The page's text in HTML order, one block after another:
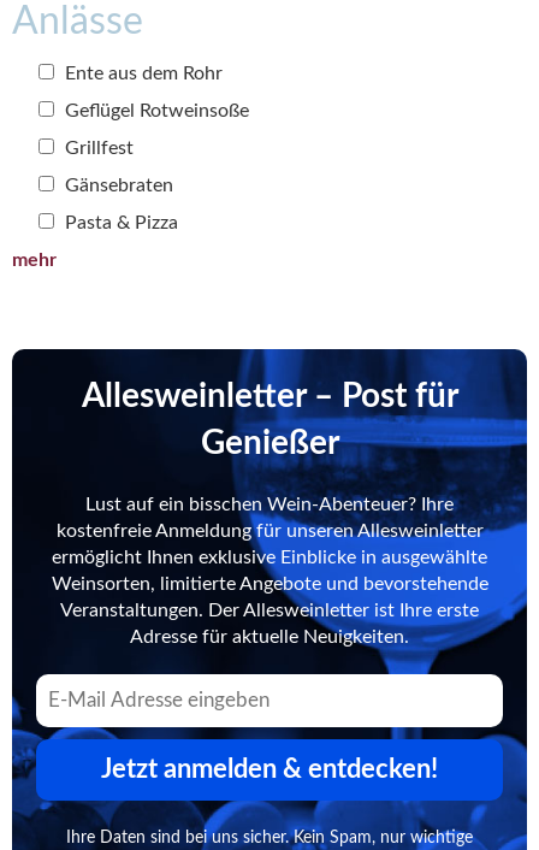
Anlässe
Ente aus dem Rohr
Geflügel Rotweinsoße
Grillfest
Gänsebraten
Pasta & Pizza
mehr
Allesweinletter – Post für
Genießer
Lust auf ein bisschen Wein-Abenteuer? Ihre
kostenfreie Anmeldung für unseren Allesweinletter
ermöglicht Ihnen exklusive Einblicke in ausgewählte
Weinsorten, limitierte Angebote und bevorstehende
Veranstaltungen. Der Allesweinletter ist Ihre erste
Adresse für aktuelle Neuigkeiten.
Jetzt anmelden & entdecken!
Ihre Daten sind bei uns sicher. Kein Spam, nur wichtige